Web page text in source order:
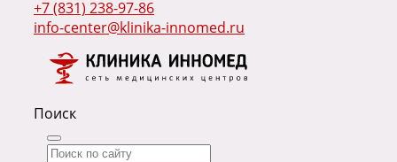
+7 (831) 238-97-86
info-center@klinika-innomed.ru
Поиск